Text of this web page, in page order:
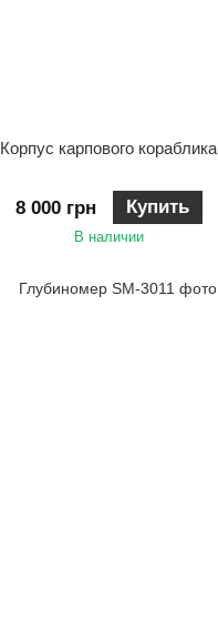
Корпус карпового кораблика
8 000 грн Купить
В наличии